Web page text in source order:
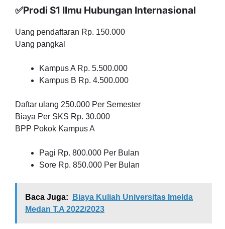
✅Prodi S1 Ilmu Hubungan Internasional
Uang pendaftaran Rp. 150.000
Uang pangkal
Kampus A Rp. 5.500.000
Kampus B Rp. 4.500.000
Daftar ulang 250.000 Per Semester
Biaya Per SKS Rp. 30.000
BPP Pokok Kampus A
Pagi Rp. 800.000 Per Bulan
Sore Rp. 850.000 Per Bulan
Baca Juga:
Biaya Kuliah Universitas Imelda
Medan T.A 2022/2023